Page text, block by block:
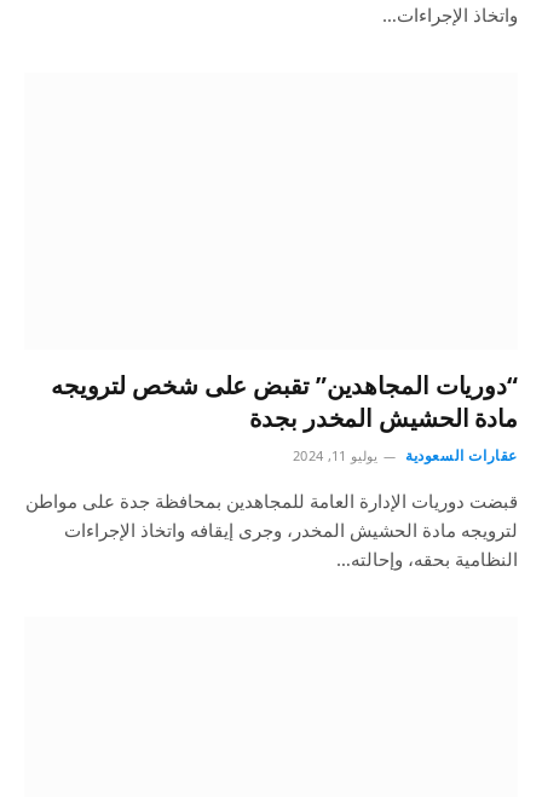
واتخاذ الإجراءات…
“دوريات المجاهدين” تقبض على شخص لترويجه
مادة الحشيش المخدر بجدة
عقارات السعودية يوليو 11, 2024
قبضت دوريات الإدارة العامة للمجاهدين بمحافظة جدة على مواطن
لترويجه مادة الحشيش المخدر، وجرى إيقافه واتخاذ الإجراءات
النظامية بحقه، وإحالته…